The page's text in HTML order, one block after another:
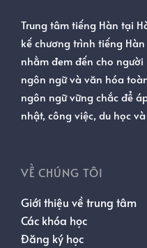
Trung tâm tiếng Hàn tại
kế chương trình tiếng
nhằm đem đến cho
ngôn ngữ và văn hóa
ngôn ngữ vững chắc để
nhật, công việc, du học và
VỀ CHÚNG TÔI
Giới thiệu về trung tâm
Các khóa học
Đăng ký học